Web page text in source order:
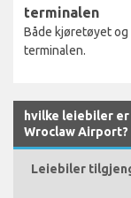
terminalen
Både kjøretøyet
terminalen.
hvilke leiebiler er
Wroclaw Airport?
Leiebiler